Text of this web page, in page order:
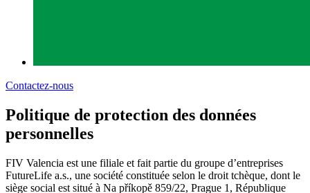
Contactez-nous
Politique de protection des données
personnelles
FIV Valencia est une filiale et fait partie du groupe d’entreprises
FutureLife a.s., une société constituée selon le droit tchèque, dont le
siège social est situé à Na příkopě 859/22, Prague 1, République